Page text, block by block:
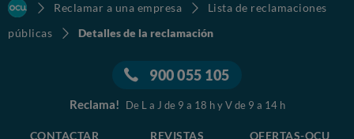
Reclamar a una empresa
Lista de reclamaciones
públicas
Detalles de la reclamación
900 055 105
Reclama! De L a J de 9 a 18 h y V de 9 a 14 h
CONTACTAR REVISTAS OFERTAS-OCU